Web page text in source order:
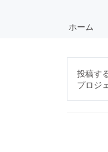
ホーム
投稿す
プロジ